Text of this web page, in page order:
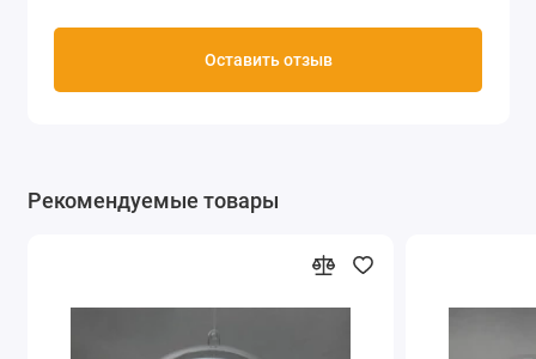
Оставить отзыв
Рекомендуемые товары